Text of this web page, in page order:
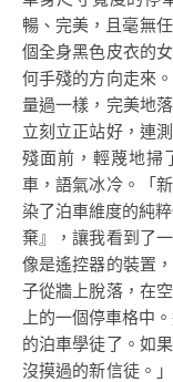
暢、完美，且毫無
個全身黑色皮衣的
何手殘的方向走來
量過一樣，完美地
立刻立正站好，連
殘面前，輕蔑地掃
車，語氣冰冷。「
染了泊車維度的純
棄』，讓我看到了
像是遙控器的裝置
子從牆上脫落，在
上的一個停車格中
的泊車學徒了。如
沒摸過的新信徒。